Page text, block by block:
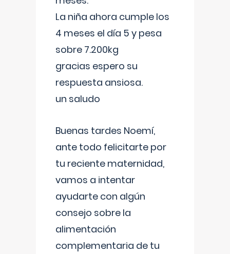
La niña ahora cumple los
4 meses el día 5 y pesa
sobre 7.200kg
gracias espero su
respuesta ansiosa.
un saludo
Buenas tardes Noemí,
ante todo felicitarte por
tu reciente maternidad,
vamos a intentar
ayudarte con algún
consejo sobre la
alimentación
complementaria de tu